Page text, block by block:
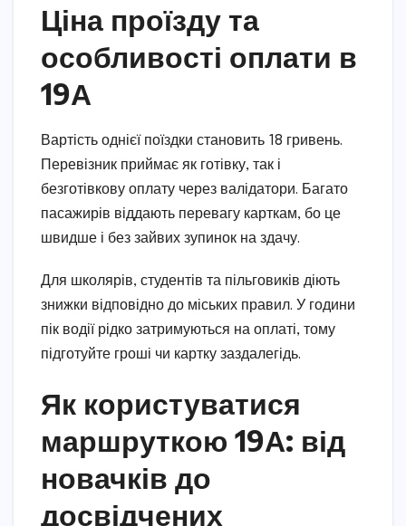
Ціна проїзду та
особливості оплати в
19А
Вартість однієї поїздки становить 18 гривень.
Перевізник приймає як готівку, так і
безготівкову оплату через валідатори. Багато
пасажирів віддають перевагу карткам, бо це
швидше і без зайвих зупинок на здачу.
Для школярів, студентів та пільговиків діють
знижки відповідно до міських правил. У години
пік водії рідко затримуються на оплаті, тому
підготуйте гроші чи картку заздалегідь.
Як користуватися
маршруткою 19А: від
новачків до
досвідчених